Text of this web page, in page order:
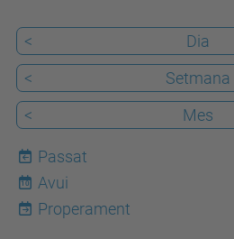
< Dia
<
Setmana
<
Mes
Passat
10
Avui
Properament